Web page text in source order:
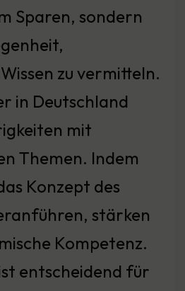
Sparen, sondern
zu vermitteln.
in Deutschland
mit
Themen. Indem
Konzept des
stärken
Kompetenz.
entscheidend für